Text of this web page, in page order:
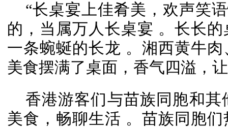
“长桌宴上佳肴美，欢声笑
的，当属万人长桌宴 。长长
一条蜿蜒的长龙 。湘西黄牛
美食摆满了桌面，香气四溢，
香港游客们与苗族同胞和
美食，畅聊生活 。苗族同胞